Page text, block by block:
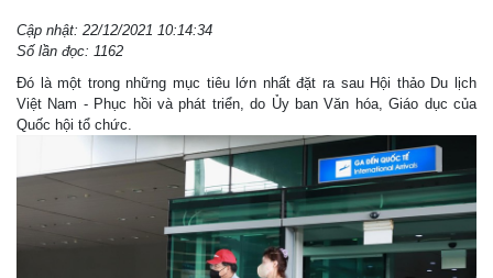
Cập nhật: 22/12/2021 10:14:34
Số lần đọc: 1162
Đó là một trong những mục tiêu lớn nhất đặt ra sau Hội thảo Du lịch
Việt Nam - Phục hồi và phát triển, do Ủy ban Văn hóa, Giáo dục của
Quốc hội tổ chức.